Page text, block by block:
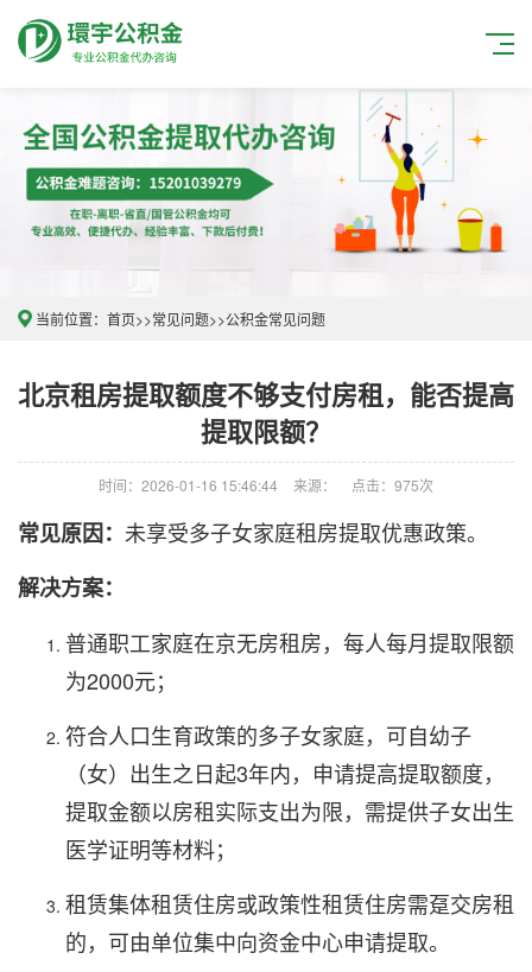
当前位置： 首页>>常见问题>>公积金常见问题
北京租房提取额度不够支付房租，能否提高
提取限额？
时间：2026-01-16 15:46:44 来源： 点击：975次
常见原因： 未享受多子女家庭租房提取优惠政策。
解决方案：
普通职工家庭在京无房租房，每人每月提取限额
为2000元；
符合人口生育政策的多子女家庭，可自幼子
（女）出生之日起3年内，申请提高提取额度，
提取金额以房租实际支出为限，需提供子女出生
医学证明等材料；
租赁集体租赁住房或政策性租赁住房需趸交房租
的，可由单位集中向资金中心申请提取。